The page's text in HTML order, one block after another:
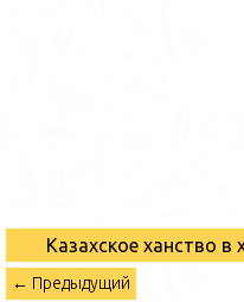
Казахское ханство в
← Предыдущий